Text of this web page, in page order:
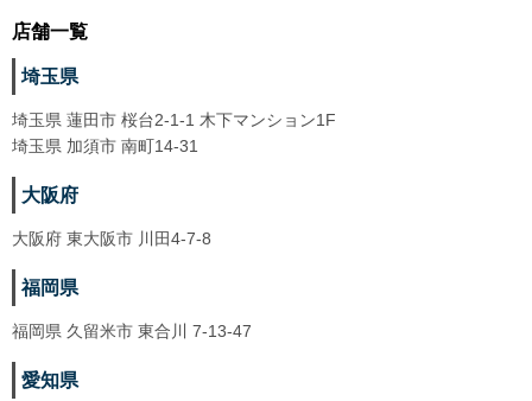
店舗一覧
埼玉県
埼玉県 蓮田市 桜台2-1-1 木下マンション1F
埼玉県 加須市 南町14-31
大阪府
大阪府 東大阪市 川田4-7-8
福岡県
福岡県 久留米市 東合川 7-13-47
愛知県